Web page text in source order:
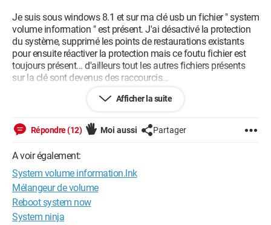
Je suis sous windows 8.1 et sur ma clé usb un fichier " system
volume information " est présent. J'ai désactivé la protection
du système, supprimé les points de restaurations existants
pour ensuite réactiver la protection mais ce foutu fichier est
toujours présent... d'ailleurs tout les autres fichiers présents
sur la clé sont devenus des raccourcis...
Y'a-t-il une autre manoeuvre pour supprimer définitivement ce
Merci d'avance
Afficher la suite
Répondre (12) Moi aussi Partager
A voir également:
System volume information.lnk
Mélangeur de volume
Reboot system now
System ninja